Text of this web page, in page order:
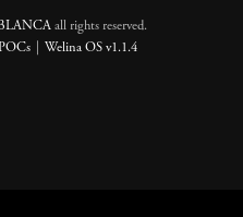
all rights reserved.
｜ Welina OS v1.1.4